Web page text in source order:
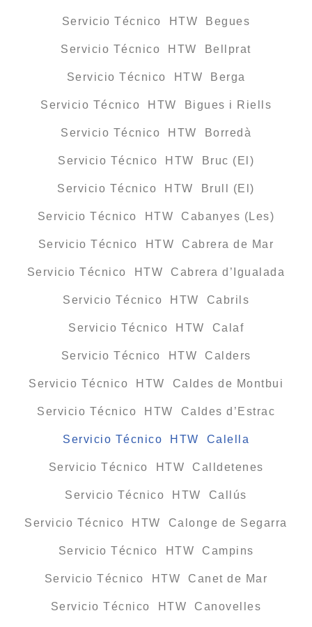
Servicio Técnico HTW Begues
Servicio Técnico HTW Bellprat
Servicio Técnico HTW Berga
Servicio Técnico HTW Bigues i Riells
Servicio Técnico HTW Borredà
Servicio Técnico HTW Bruc (El)
Servicio Técnico HTW Brull (El)
Servicio Técnico HTW Cabanyes (Les)
Servicio Técnico HTW Cabrera de Mar
Servicio Técnico HTW Cabrera d’Igualada
Servicio Técnico HTW Cabrils
Servicio Técnico HTW Calaf
Servicio Técnico HTW Calders
Servicio Técnico HTW Caldes de Montbui
Servicio Técnico HTW Caldes d’Estrac
Servicio Técnico HTW Calella
Servicio Técnico HTW Calldetenes
Servicio Técnico HTW Callús
Servicio Técnico HTW Calonge de Segarra
Servicio Técnico HTW Campins
Servicio Técnico HTW Canet de Mar
Servicio Técnico HTW Canovelles